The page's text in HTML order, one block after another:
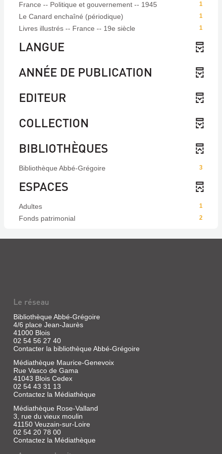
1
France -- Politique et gouvernement -- 1945
1
Le Canard enchaîné (périodique)
1
Livres illustrés -- France -- 19e siècle
LANGUE
ANNÉE DE PUBLICATION
EDITEUR
COLLECTION
BIBLIOTHÈQUES
3
Bibliothèque Abbé-Grégoire
ESPACES
1
Adultes
2
Fonds patrimonial
Le réseau
Bibliothèque Abbé-Grégoire
4/6 place Jean-Jaurès
41000 Blois
02 54 56 27 40
Contacter la bibliothèque Abbé-Grégoire
Médiathèque Maurice-Genevoix
Rue Vasco de Gama
41043 Blois Cedex
02 54 43 31 13
Contactez la Médiathèque
Médiathèque Rose-Valland
3, rue du vieux moulin
41150 Veuzain-sur-Loire
02 54 20 78 00
Contactez la Médiathèque